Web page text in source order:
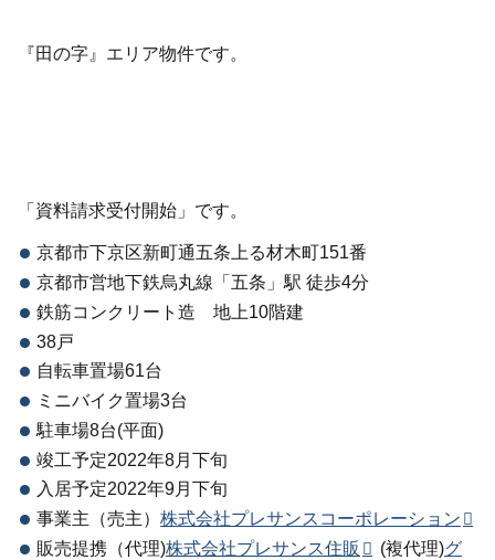
『田の字』エリア物件です。
「資料請求受付開始」です。
京都市下京区新町通五条上る材木町151番
京都市営地下鉄烏丸線「五条」駅 徒歩4分
鉄筋コンクリート造 地上10階建
38戸
自転車置場61台
ミニバイク置場3台
駐車場8台(平面)
竣工予定2022年8月下旬
入居予定2022年9月下旬
事業主（売主） 株式会社プレサンスコーポレーション
販売提携（代理)株式会社プレサンス住販 (複代理)グ